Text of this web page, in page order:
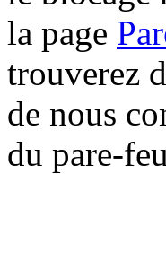
la page
trouverez
de nous
du pare-